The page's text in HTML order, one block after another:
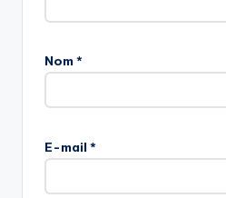
Nom *
E-mail *